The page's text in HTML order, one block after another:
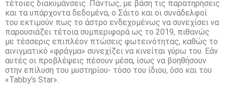
τέτοιες διακυμάνσεις. Πάντως, με βάση τις παρατηρήσεις
και τα υπάρχοντα δεδομένα, ο Σάιτο και οι συνάδελφοί
του εκτιμούν πως το άστρο ενδεχομένως να συνεχίσει να
παρουσιάζει τέτοια συμπεριφορά ως το 2019, πιθανώς
με τέσσερις επιπλέον πτώσεις φωτεινότητας, καθώς το
αινιγματικό «φράγμα» συνεχίζει να κινείται γύρω του. Εάν
αυτές οι προβλέψεις πέσουν μέσα, ίσως να βοηθήσουν
στην επίλυση του μυστηρίου- τόσο του ίδιου, όσο και του
«Tabby’s Star».